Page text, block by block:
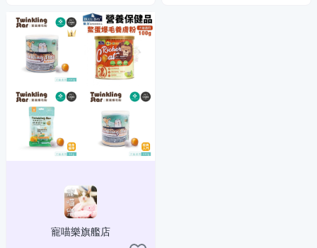
寵喵樂旗艦店